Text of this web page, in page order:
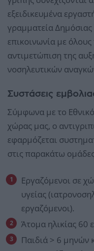
εξειδικευμένα
γραμματεία Δημόσιας
επικοινωνία με
αντιμετώπιση της
νοσηλευτικών
Συστάσεις
Σύμφωνα με το
χώρας μας, ο
εφαρμόζεται
στις παρακάτω
Εργαζόμενοι σε
υγείας
εργαζόμενοι).
Άτομα ηλικίας 60
Παιδιά > 6 μηνών